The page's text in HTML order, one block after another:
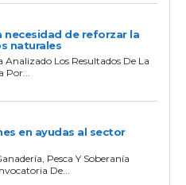
necesidad de reforzar la
naturales
Los Resultados De La
en ayudas al sector
Pesca Y Soberanía
De...